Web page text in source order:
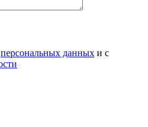
персональных данных и с